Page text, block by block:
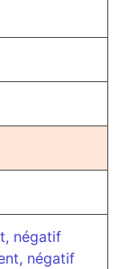
négatif
négatif